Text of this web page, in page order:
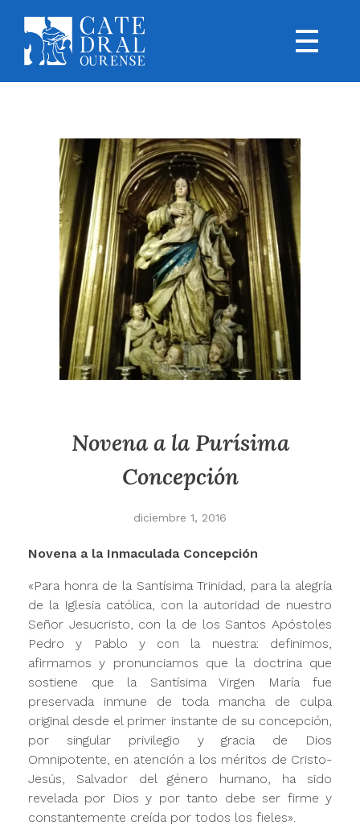
Novena a la Purísima
Concepción
diciembre 1, 2016
Novena a la Inmaculada Concepción
«Para honra de la Santísima Trinidad, para la alegría
de la Iglesia católica, con la autoridad de nuestro
Señor Jesucristo, con la de los Santos Apóstoles
Pedro y Pablo y con la nuestra: definimos,
afirmamos y pronunciamos que la doctrina que
sostiene que la Santísima Virgen María fue
preservada inmune de toda mancha de culpa
original desde el primer instante de su concepción,
por singular privilegio y gracia de Dios
Omnipotente, en atención a los méritos de Cristo-
Jesús, Salvador del género humano, ha sido
revelada por Dios y por tanto debe ser firme y
constantemente creída por todos los fieles».